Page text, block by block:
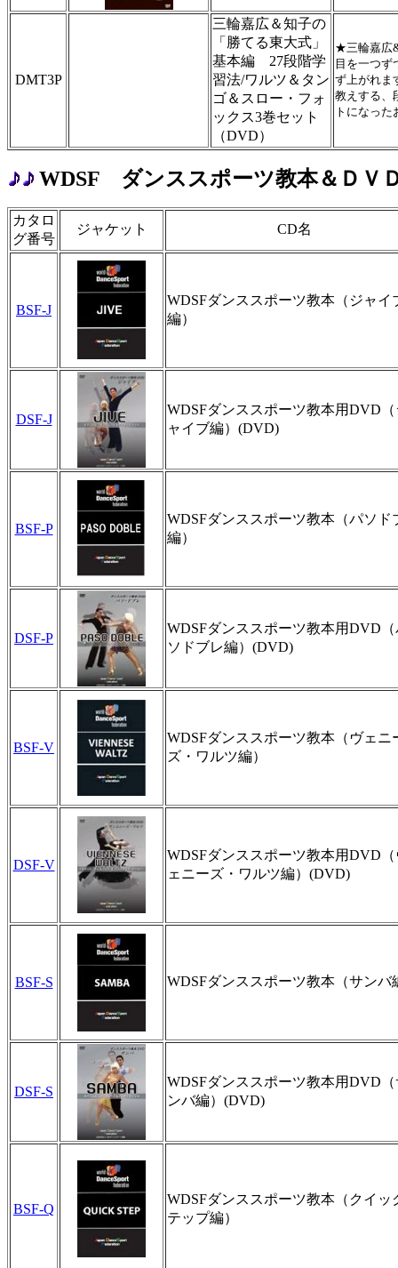
DMT3P
三輪嘉広＆知子の
「勝てる東大式」
基本編 27段階学
習法/ワルツ＆タン
ゴ＆スロー・フォ
ックス3巻セット
（DVD）
★三輪嘉広
目を一つず
ず上がれま
教えする、
トになっ
WDSF ダンススポーツ教本＆ＤＶ
カタロ
グ番号
ジャケット CD名
BSF-J
WDSFダンススポーツ教本（ジャイ
編）
DSF-J
WDSFダンススポーツ教本用DVD（
ャイブ編）(DVD)
BSF-P
WDSFダンススポーツ教本（パソド
編）
DSF-P
WDSFダンススポーツ教本用DVD（
ソドブレ編）(DVD)
BSF-V
WDSFダンススポーツ教本（ヴェニ
ズ・ワルツ編）
DSF-V
WDSFダンススポーツ教本用DVD（
ェニーズ・ワルツ編）(DVD)
BSF-S WDSFダンススポーツ教本（サンバ
DSF-S
WDSFダンススポーツ教本用DVD（
ンバ編）(DVD)
BSF-Q
WDSFダンススポーツ教本（クイッ
テップ編）